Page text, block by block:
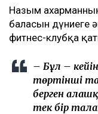
Назым
баласын дүниеге
фитнес-клубқа
– Бұл –
төртінші
берген
тек бір